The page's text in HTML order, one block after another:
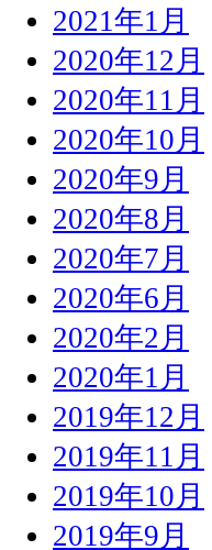
2021年1月
2020年12月
2020年11月
2020年10月
2020年9月
2020年8月
2020年7月
2020年6月
2020年2月
2020年1月
2019年12月
2019年11月
2019年10月
2019年9月